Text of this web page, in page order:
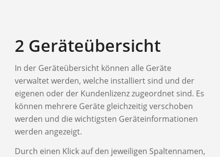
2 Geräteübersicht
In der Geräteübersicht können alle Geräte
verwaltet werden, welche installiert sind und der
eigenen oder der Kundenlizenz zugeordnet sind. Es
können mehrere Geräte gleichzeitig verschoben
werden und die wichtigsten Geräteinformationen
werden angezeigt.
Durch einen Klick auf den jeweiligen Spaltennamen,